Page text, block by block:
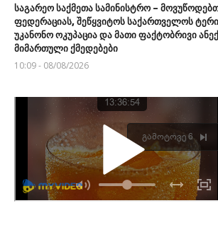
საგარეო საქმეთა სამინისტრო –
ფედერაციას, შეწყვიტოს საქართველოს
უკანონო ოკუპაცია და მათი ფაქტობრივი
მიმართული ქმედებები
10:09 - 08/08/2026